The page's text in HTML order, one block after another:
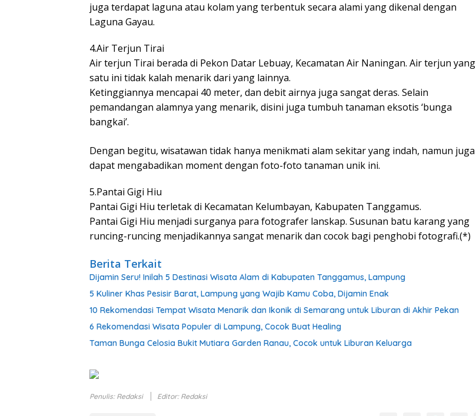
juga terdapat laguna atau kolam yang terbentuk secara alami yang dikenal dengan
Laguna Gayau.
4.Air Terjun Tirai
Air terjun Tirai berada di Pekon Datar Lebuay, Kecamatan Air Naningan. Air terjun yang
satu ini tidak kalah menarik dari yang lainnya.
Ketinggiannya mencapai 40 meter, dan debit airnya juga sangat deras. Selain
pemandangan alamnya yang menarik, disini juga tumbuh tanaman eksotis ‘bunga
bangkai’.
Dengan begitu, wisatawan tidak hanya menikmati alam sekitar yang indah, namun juga
dapat mengabadikan moment dengan foto-foto tanaman unik ini.
5.Pantai Gigi Hiu
Pantai Gigi Hiu terletak di Kecamatan Kelumbayan, Kabupaten Tanggamus.
Pantai Gigi Hiu menjadi surganya para fotografer lanskap. Susunan batu karang yang
runcing-runcing menjadikannya sangat menarik dan cocok bagi penghobi fotografi.(*)
Berita Terkait
Dijamin Seru! Inilah 5 Destinasi Wisata Alam di Kabupaten Tanggamus, Lampung
5 Kuliner Khas Pesisir Barat, Lampung yang Wajib Kamu Coba, Dijamin Enak
10 Rekomendasi Tempat Wisata Menarik dan Ikonik di Semarang untuk Liburan di Akhir Pekan
6 Rekomendasi Wisata Populer di Lampung, Cocok Buat Healing
Taman Bunga Celosia Bukit Mutiara Garden Ranau, Cocok untuk Liburan Keluarga
Penulis: Redaksi Editor: Redaksi